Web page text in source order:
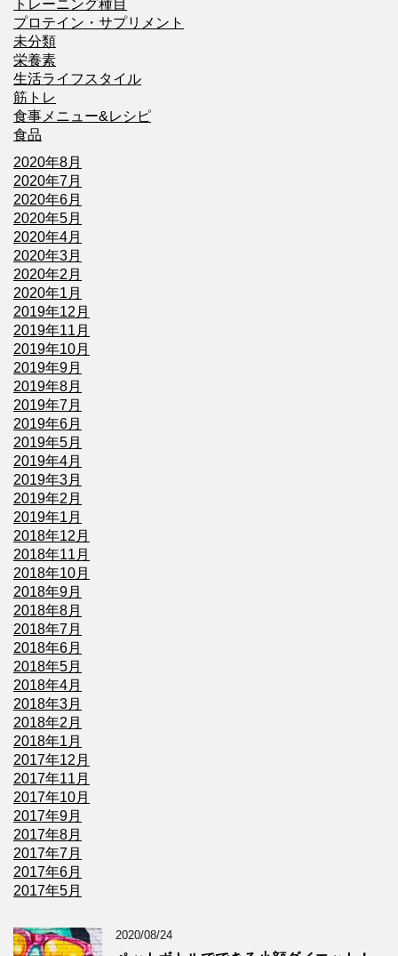
トレーニング種目
プロテイン・サプリメント
未分類
栄養素
生活ライフスタイル
筋トレ
食事メニュー&レシピ
食品
2020年8月
2020年7月
2020年6月
2020年5月
2020年4月
2020年3月
2020年2月
2020年1月
2019年12月
2019年11月
2019年10月
2019年9月
2019年8月
2019年7月
2019年6月
2019年5月
2019年4月
2019年3月
2019年2月
2019年1月
2018年12月
2018年11月
2018年10月
2018年9月
2018年8月
2018年7月
2018年6月
2018年5月
2018年4月
2018年3月
2018年2月
2018年1月
2017年12月
2017年11月
2017年10月
2017年9月
2017年8月
2017年7月
2017年6月
2017年5月
2020/08/24